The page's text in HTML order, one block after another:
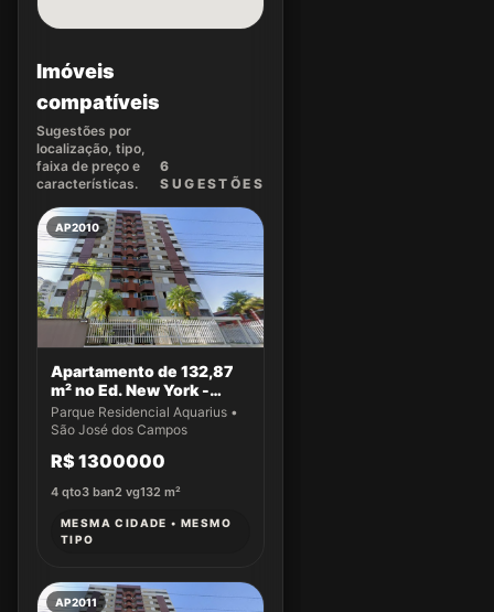
Imóveis
compatíveis
Sugestões por
localização, tipo,
faixa de preço e
características.
6
SUGEST ÕES
AP2010
Apartamento de 132,87
m² no Ed. New York -
Apto 22
Parque Residencial Aquarius •
São José dos Campos
R$ 1300000
4 qto3 ban2 vg132 m²
MESMA CIDADE • MESMO
TIPO
AP2011